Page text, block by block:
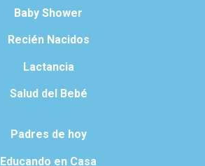
Baby Shower
Recién Nacidos
Lactancia
Salud del Bebé
Padres de hoy
Educando en Casa